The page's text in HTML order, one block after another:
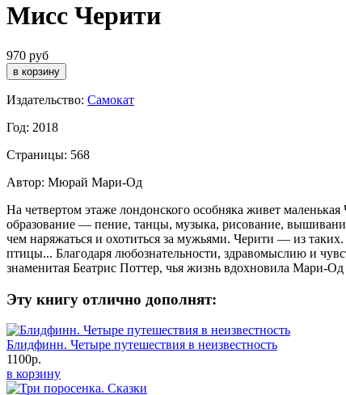
Мисс Черити
970 руб
Издательство: Самокат
Год: 2018
Страницы: 568
Автор: Мюрай Мари-Од
На четвертом этаже лондонского особняка живет
образование — пение, танцы, музыка, рисование,
чем наряжаться и охотиться за мужьями. Черити — из
птицы... Благодаря любознательности, здравомыслию и
знаменитая Беатрис Поттер, чья жизнь вдохновила Мари-
Эту книгу отлично дополнят:
Блидфинн. Четыре путешествия в неизвестность
1100р.
в корзину